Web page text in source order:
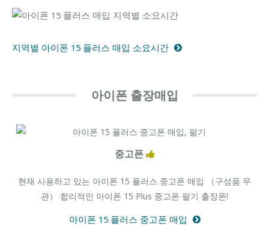
지역별 아이폰 15 플러스 매입 소요시간
아이폰 출장매입
중고폰
현재 사용하고 있는 아이폰 15 플러스 중고폰 매입 （구성품 무
관） 합리적인 아이폰 15 Plus 중고폰 팔기 출장폰!
아이폰 15 플러스 중고폰 매입